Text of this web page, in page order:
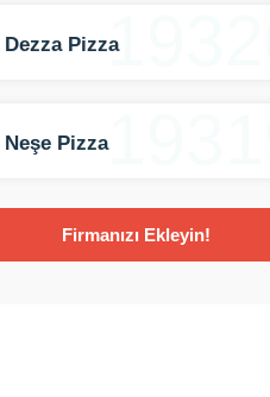
19320
Dezza Pizza
19319
Neşe Pizza
Firmanızı Ekleyin!